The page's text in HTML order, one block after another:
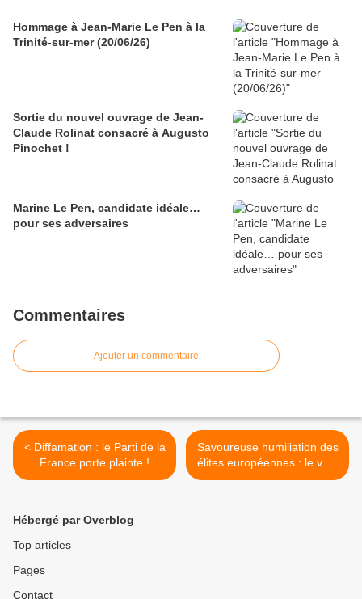
Hommage à Jean-Marie Le Pen à la
Trinité-sur-mer (20/06/26)
Sortie du nouvel ouvrage de Jean-
Claude Rolinat consacré à Augusto
Pinochet !
Marine Le Pen, candidate idéale…
pour ses adversaires
Commentaires
Ajouter un commentaire
< Diffamation : le Parti de la
France porte plainte !
Savoureuse humiliation des
élites européennes : le vent
tourne >
Hébergé par Overblog
Top articles
Pages
Contact